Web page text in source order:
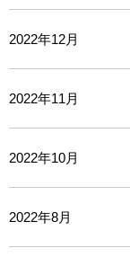
2022年12月
2022年11月
2022年10月
2022年8月